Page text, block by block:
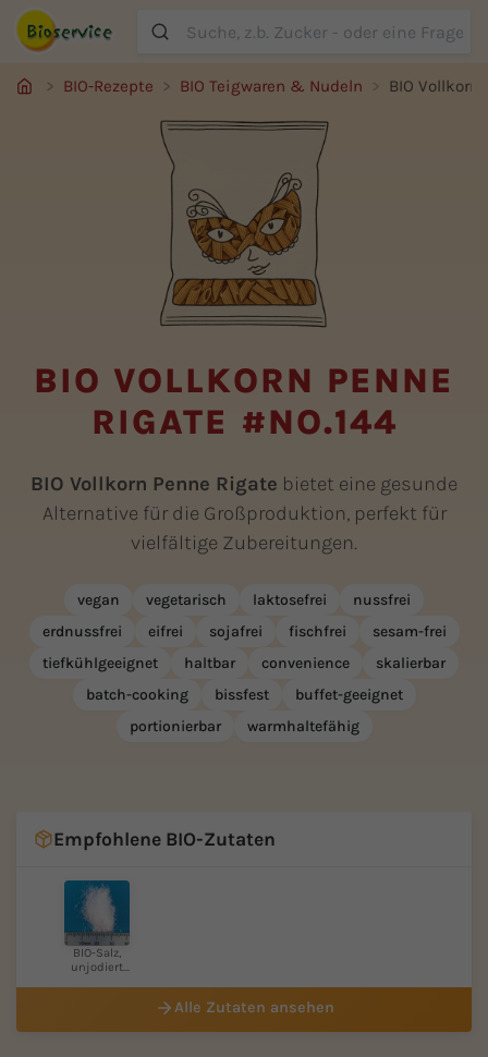
Suche
BIO-Rezepte BIO Teigwaren & Nudeln BIO Vollkorn
BIO VOLLKORN PENNE
RIGATE #NO.144
BIO Vollkorn Penne Rigate bietet eine gesunde
Alternative für die Großproduktion, perfekt für
vielfältige Zubereitungen.
vegan vegetarisch laktosefrei
nussfrei
erdnussfrei
eifrei sojafrei fischfrei
sesam-frei
tiefkühlgeeignet
haltbar convenience
skalierbar
batch-cooking
bissfest
buffet-geeignet
portionierbar
warmhaltefähig
Empfohlene BIO-Zutaten
BIO-Salz,
unjodiert
Alle Zutaten ansehen